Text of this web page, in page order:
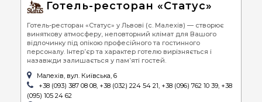
Готель-ресторан «Статус»
Готель-ресторан «Статус» у Львові (с. Малехів) — створює
виняткову атмосферу, неповторний клімат для Вашого
відпочинку під опікою професійного та гостинного
персоналу. Інтер’єр та характер готелю вирізняється і
назавжди залишається у пам’яті гостей.
Малехів, вул. Київська, 6
+38 (093) 387 08 08, +38 (032) 224 54 21, +38 (096) 762 10 39, +38
(095) 105 24 62